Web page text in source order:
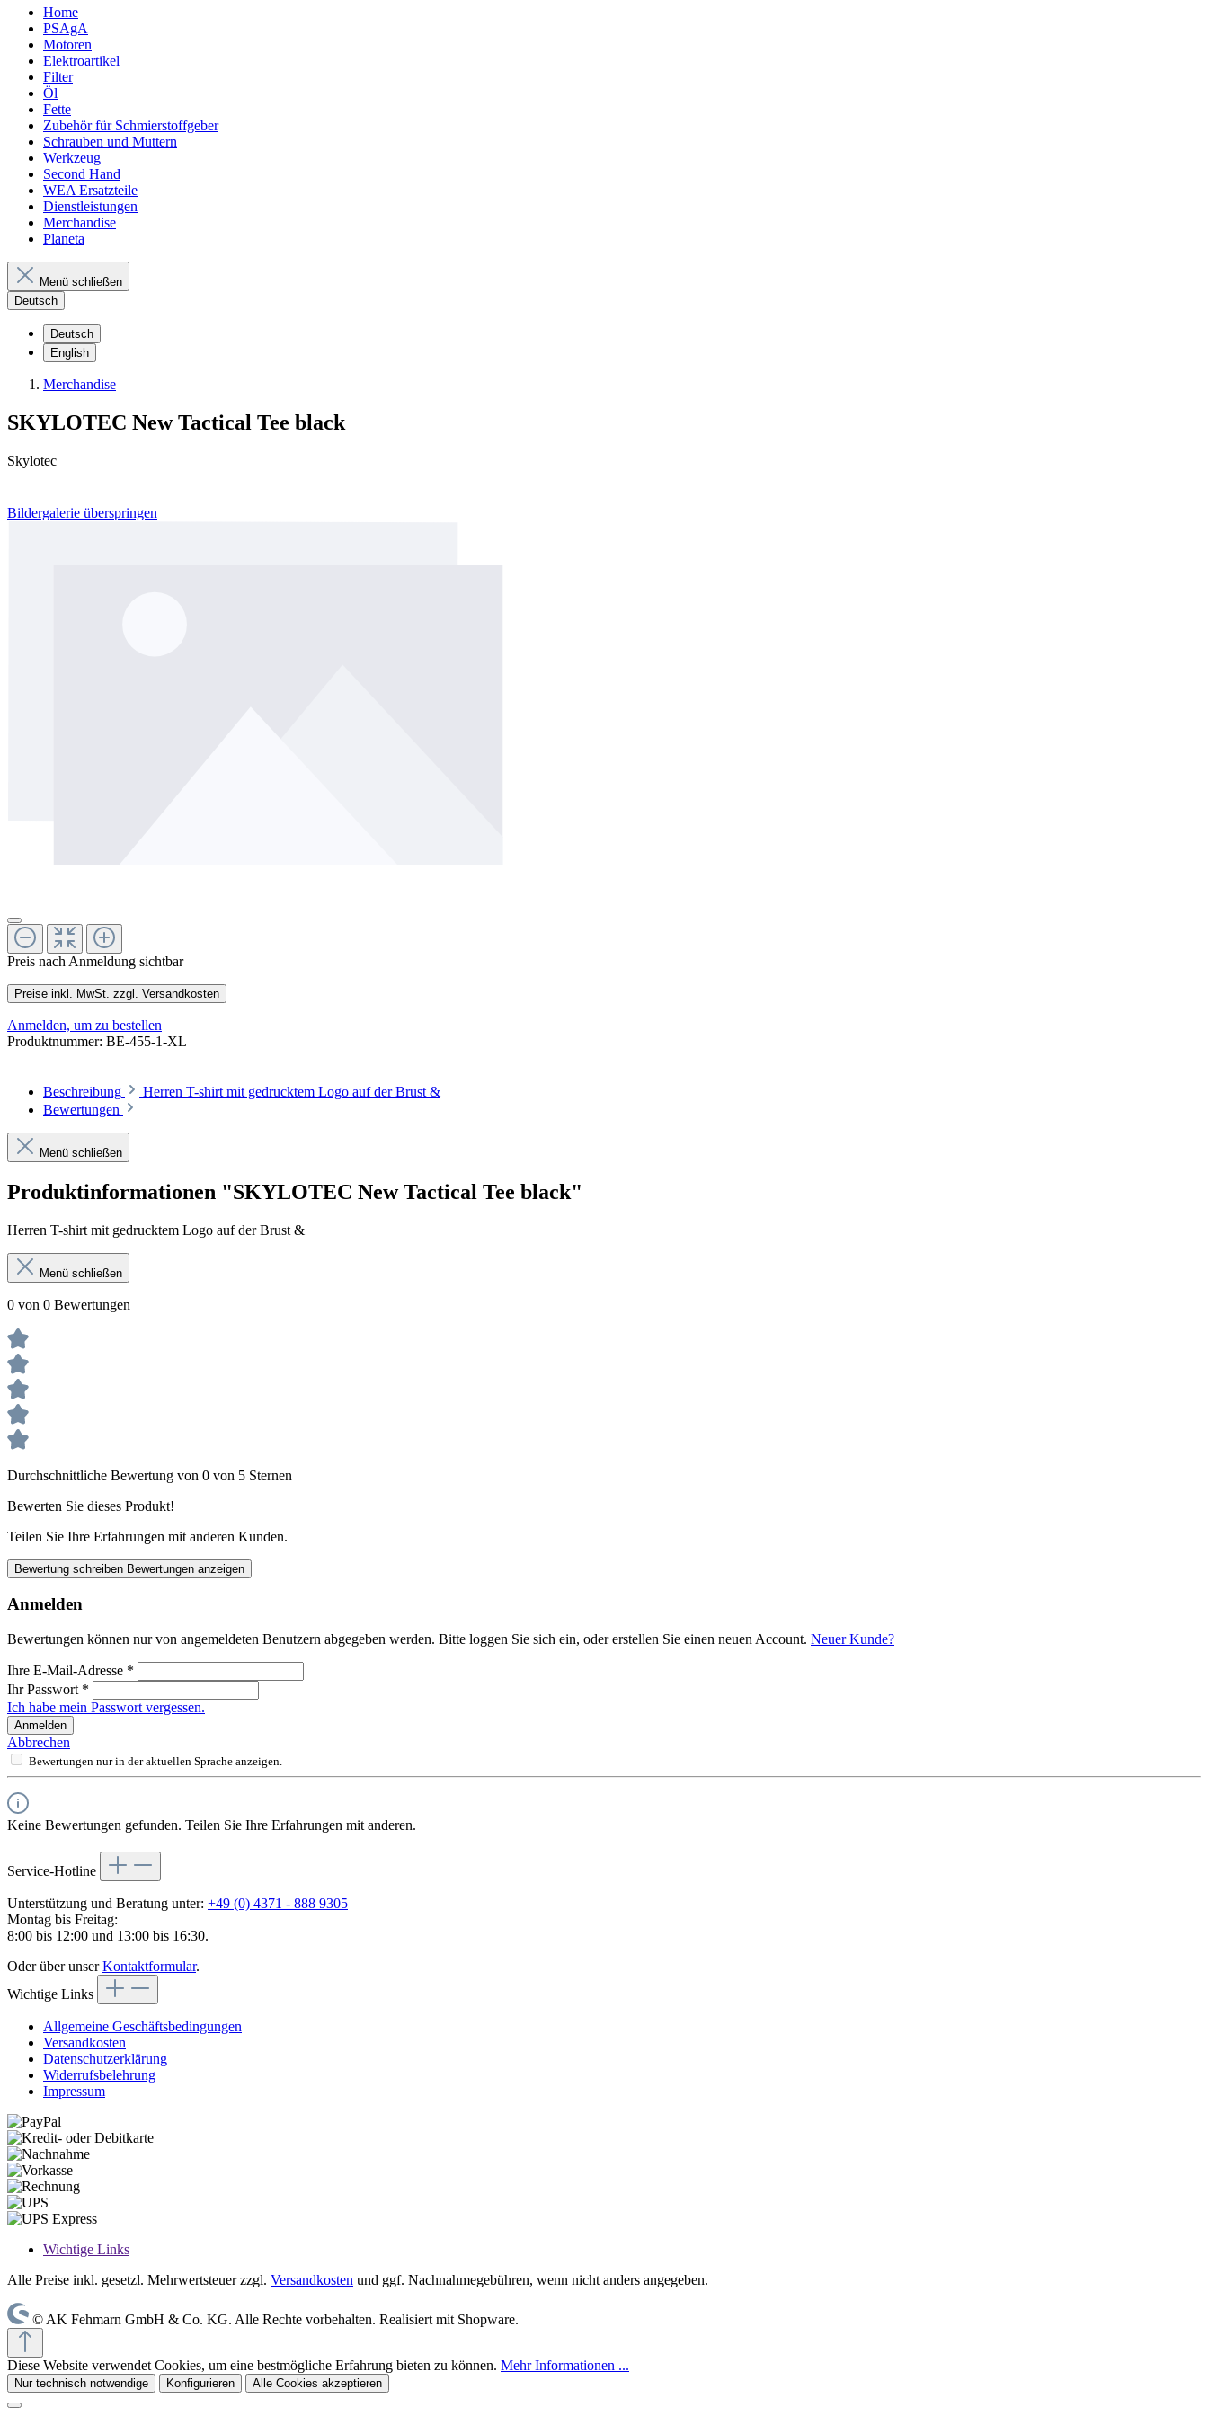
Home
PSAgA
Motoren
Elektroartikel
Filter
Öl
Fette
Zubehör für Schmierstoffgeber
Schrauben und Muttern
Werkzeug
Second Hand
WEA Ersatzteile
Dienstleistungen
Merchandise
Planeta
Menü schließen
Deutsch
Deutsch
English
Merchandise
SKYLOTEC New Tactical Tee black
Skylotec
Bildergalerie überspringen
Preis nach Anmeldung sichtbar
Preise inkl. MwSt. zzgl. Versandkosten
Anmelden, um zu bestellen
Produktnummer: BE-455-1-XL
Beschreibung
Herren T-shirt mit gedrucktem Logo auf der Brust &
Bewertungen
Menü schließen
Produktinformationen "SKYLOTEC New Tactical Tee black"
Herren T-shirt mit gedrucktem Logo auf der Brust &
Menü schließen
0 von 0 Bewertungen
Durchschnittliche Bewertung von 0 von 5 Sternen
Bewerten Sie dieses Produkt!
Teilen Sie Ihre Erfahrungen mit anderen Kunden.
Bewertung schreiben Bewertungen anzeigen
Anmelden
Bewertungen können nur von angemeldeten Benutzern abgegeben werden. Bitte loggen Sie sich ein, oder erstellen Sie einen neuen Account. Neuer Kunde?
Ihre E-Mail-Adresse *
Ihr Passwort *
Ich habe mein Passwort vergessen.
Anmelden
Abbrechen
Bewertungen nur in der aktuellen Sprache anzeigen.
Keine Bewertungen gefunden. Teilen Sie Ihre Erfahrungen mit anderen.
Service-Hotline
Unterstützung und Beratung unter: +49 (0) 4371 - 888 9305
Montag bis Freitag:
8:00 bis 12:00 und 13:00 bis 16:30.
Oder über unserKontaktformular.
Wichtige Links
Allgemeine Geschäftsbedingungen
Versandkosten
Datenschutzerklärung
Widerrufsbelehrung
Impressum
Wichtige Links
Alle Preise inkl. gesetzl. Mehrwertsteuer zzgl. Versandkosten und ggf. Nachnahmegebühren, wenn nicht anders angegeben.
© AK Fehmarn GmbH & Co. KG. Alle Rechte vorbehalten. Realisiert mit Shopware.
Diese Website verwendet Cookies, um eine bestmögliche Erfahrung bieten zu können. Mehr Informationen ...
Nur technisch notwendige Konfigurieren Alle Cookies akzeptieren